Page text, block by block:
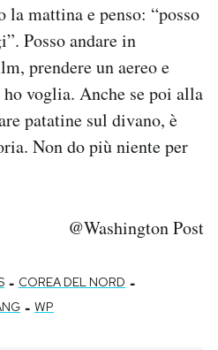
la mattina e penso: “posso
Posso andare in
prendere un aereo e
voglia. Anche se poi alla
patatine sul divano, è
Non do più niente per
@Washington Post
- COREA DEL NORD -
- WP